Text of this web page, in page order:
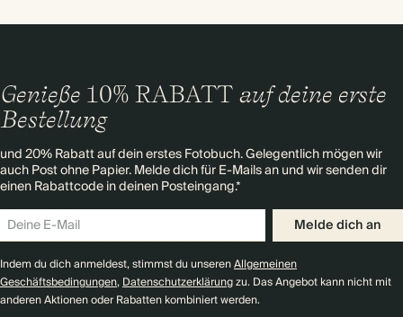
Genieße 10% RABATT auf deine erste
Bestellung
und 20% Rabatt auf dein erstes Fotobuch. Gelegentlich mögen wir
auch Post ohne Papier. Melde dich für E-Mails an und wir senden dir
einen Rabattcode in deinen Posteingang.*
Melde dich an
Indem du dich anmeldest, stimmst du unserenAllgemeinen
Geschäftsbedingungen,Datenschutzerklärungzu. Das Angebot kann nicht mit
anderen Aktionen oder Rabatten kombiniert werden.